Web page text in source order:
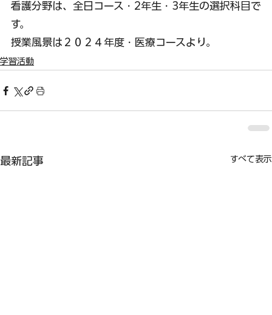
看護分野は、全日コース・2年生・3年生の選択科目で
す。
授業風景は２０２４年度・医療コースより。
学習活動
最新記事 すべて表示